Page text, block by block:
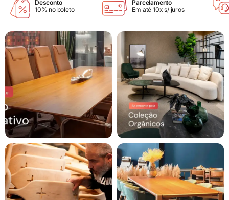
Desconto
10% no boleto
Parcelamento
Em até 10x s/ juros